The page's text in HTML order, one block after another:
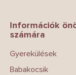
Információk
számára
Gyerekülések
Babakocsik